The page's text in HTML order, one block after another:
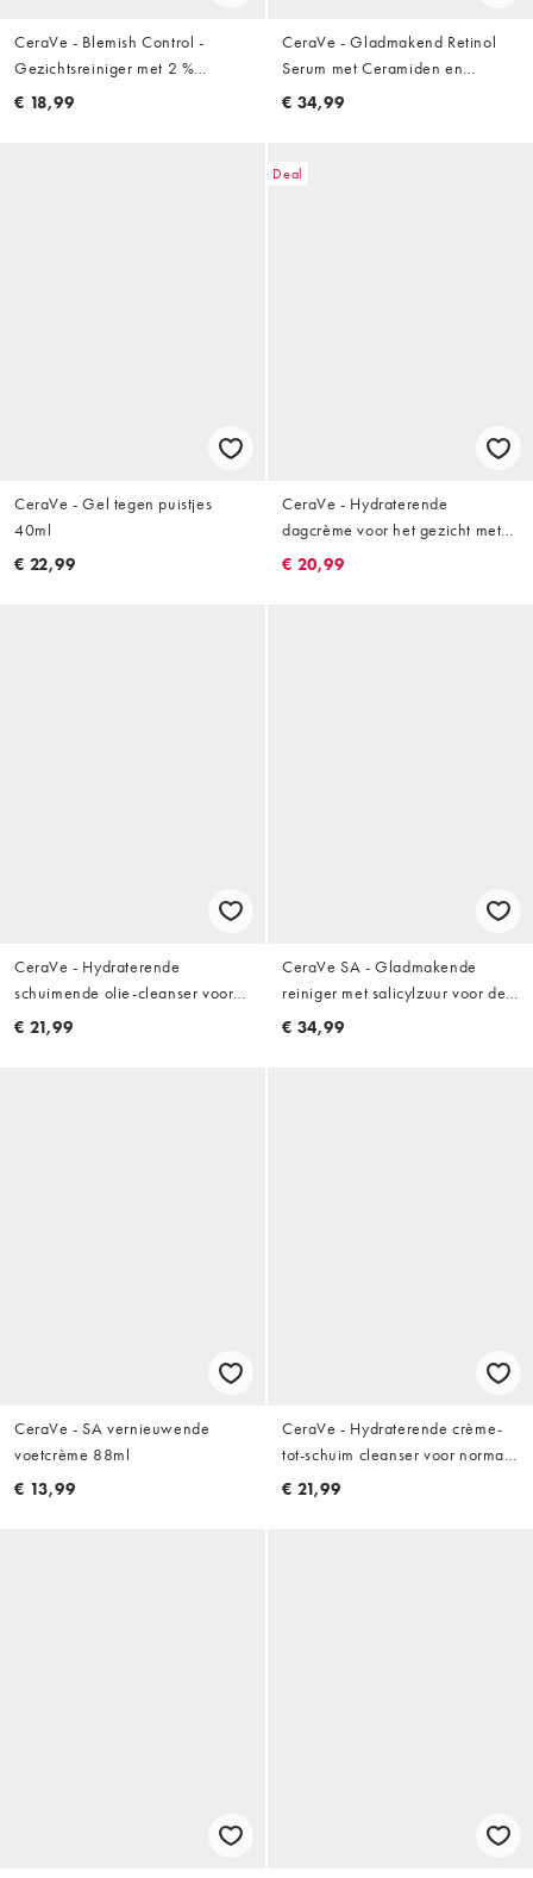
CeraVe - Blemish Control -
Gezichtsreiniger met 2 %
salicylzuur en niacinamide voor
€ 18,99
CeraVe - Gladmakend Retinol
Serum met Ceramiden en
Niacinamide voor de onzuivere
€ 34,99
CeraVe - Gel tegen puistjes
40ml
€ 22,99
Deal
CeraVe - Hydraterende
dagcrème voor het gezicht met
SPF50 en ceramiden voor de
€ 20,99
CeraVe - Hydraterende
schuimende olie-cleanser voor
normale tot zeer droge huid
€ 21,99
CeraVe SA - Gladmakende
reiniger met salicylzuur voor de
droge, ruwe en hobbelige huid:
€ 34,99
CeraVe - SA vernieuwende
voetcrème 88ml
€ 13,99
CeraVe - Hydraterende crème-
tot-schuim cleanser voor normale
tot droge huid 236ml
€ 21,99